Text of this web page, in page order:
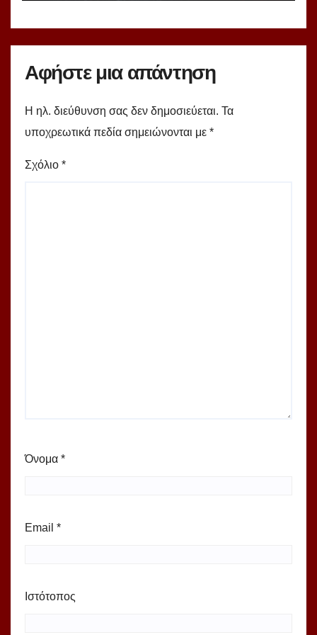
Αφήστε μια απάντηση
Η ηλ. διεύθυνση σας δεν δημοσιεύεται. Τα
υποχρεωτικά πεδία σημειώνονται με *
Σχόλιο *
Όνομα *
Email *
Ιστότοπος